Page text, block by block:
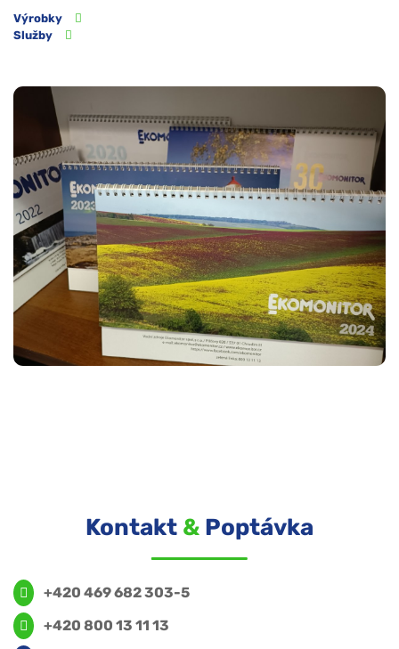
Výrobky
Služby
Kontakt & Poptávka
+420 469 682 303-5
+420 800 13 11 13